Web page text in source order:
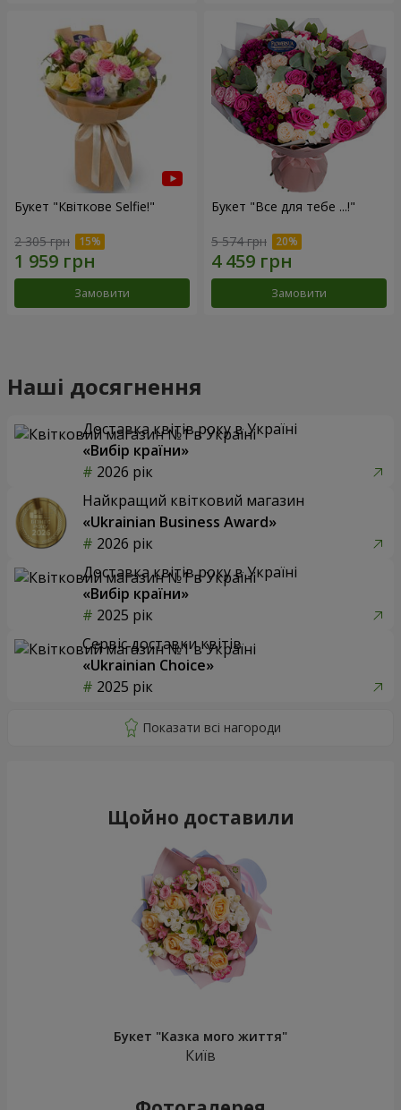
Букет "Квіткове Selfie!"
2 305 грн
Замовити
Букет "Все для тебе ...!"
5 574 грн
Замовити
Наші досягнення
Доставка квітів року в Україні
«Вибір країни»
2026 рік
Найкращий квітковий магазин
«Ukrainian Business Award»
2026 рік
Доставка квітів року в Україні
«Вибір країни»
2025 рік
Сервіс доставки квітів
«Ukrainian Choice»
2025 рік
Щойно доставили
Букет "Казка мого життя"
Київ